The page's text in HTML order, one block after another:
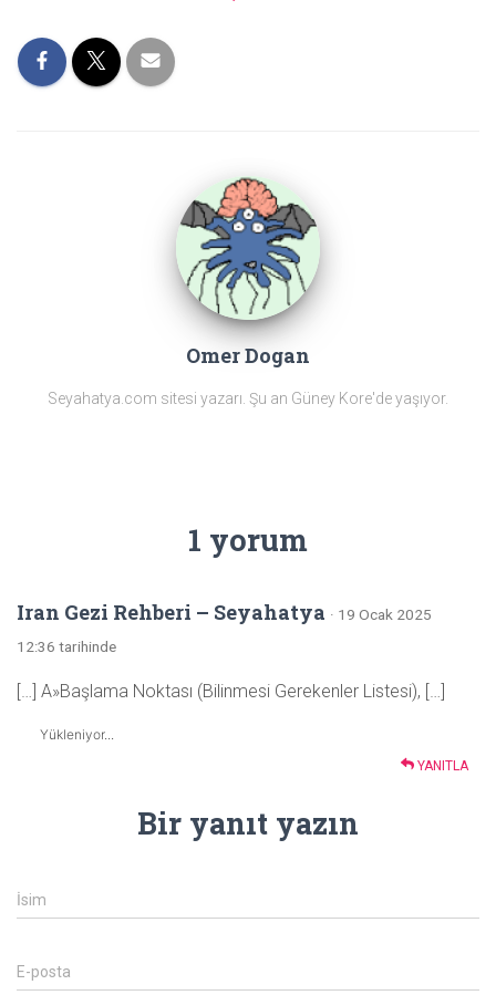
Omer Dogan
Seyahatya.com sitesi yazarı. Şu an Güney Kore'de yaşıyor.
1 yorum
Iran Gezi Rehberi – Seyahatya · 19 Ocak 2025
12:36 tarihinde
[…] A»Başlama Noktası (Bilinmesi Gerekenler Listesi), […]
Yükleniyor...
YANITLA
Bir yanıt yazın
İsim
E-posta